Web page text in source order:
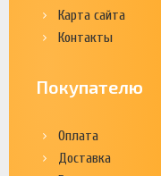
Карта сайта
Контакты
Покупателю
Оплата
Доставка